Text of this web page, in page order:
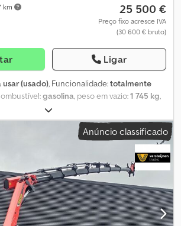
km 25 500 €
Preço fixo acresce IVA
(30 600 € bruto)
Ligar
(usado), Funcionalidade:totalmente
gasolina , peso em vazio:1 745 kg
, horas de funcionamento:
BM 214, ano 2019, em excelente estado com
utilização. Características técnicas: •
de carga: 2.100 kg • Altura máxima de
Peso em vazio (sem garfos): aprox. 1.745 kg •
Lombardini LDW 1003 – potência de 25,3
(HY) Vantagens: • Elevada capacidade
de elevação Dcsdpfx Akjzp Rube Tsk •
de cargas pesadas e volumosas •
fácil de transportar na traseira de um
Anúncio classificado